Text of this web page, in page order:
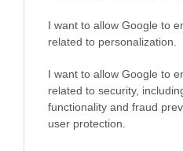
I want to allow Google to
related to personalization.
I want to allow Google to
related to security,
functionality and fraud
user protection.